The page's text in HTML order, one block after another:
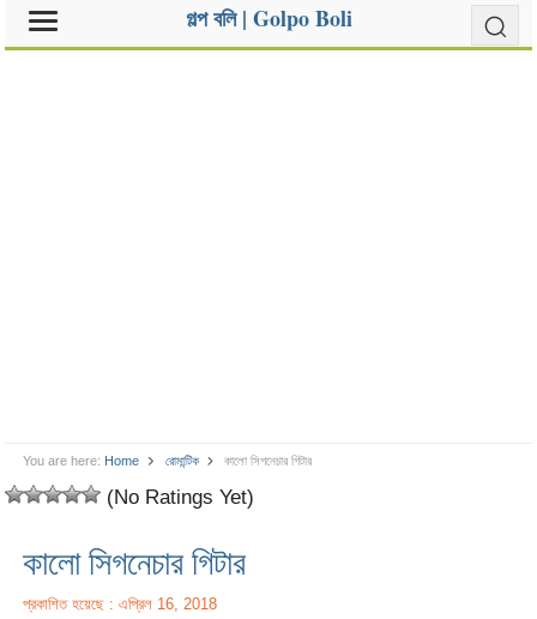
গল্প বলি | Golpo Boli
You are here: Home রোমান্টিক কালো সিগনেচার গিটার
(No Ratings Yet)
কালো সিগনেচার গিটার
প্রকাশিত হয়েছে : এপ্রিল 16, 2018